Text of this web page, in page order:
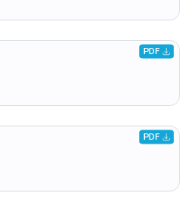
PDF
PDF